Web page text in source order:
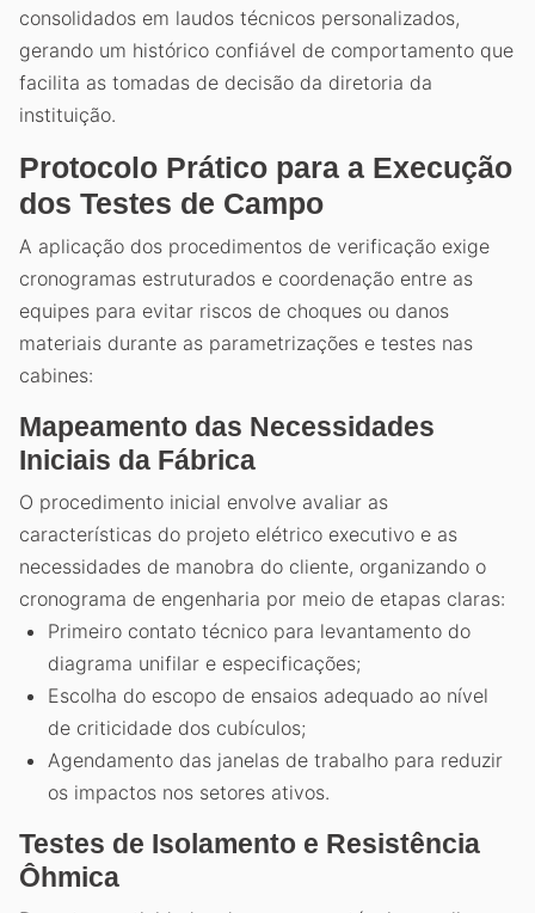
consolidados em laudos técnicos personalizados,
gerando um histórico confiável de comportamento que
facilita as tomadas de decisão da diretoria da
instituição.
Protocolo Prático para a Execução
dos Testes de Campo
A aplicação dos procedimentos de verificação exige
cronogramas estruturados e coordenação entre as
equipes para evitar riscos de choques ou danos
materiais durante as parametrizações e testes nas
cabines:
Mapeamento das Necessidades
Iniciais da Fábrica
O procedimento inicial envolve avaliar as
características do projeto elétrico executivo e as
necessidades de manobra do cliente, organizando o
cronograma de engenharia por meio de etapas claras:
Primeiro contato técnico para levantamento do
diagrama unifilar e especificações;
Escolha do escopo de ensaios adequado ao nível
de criticidade dos cubículos;
Agendamento das janelas de trabalho para reduzir
os impactos nos setores ativos.
Testes de Isolamento e Resistência
Ôhmica